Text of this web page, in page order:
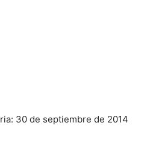
30 de septiembre de 2014